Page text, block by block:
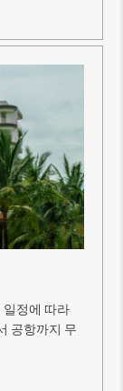
정에 따라
공항까지 무